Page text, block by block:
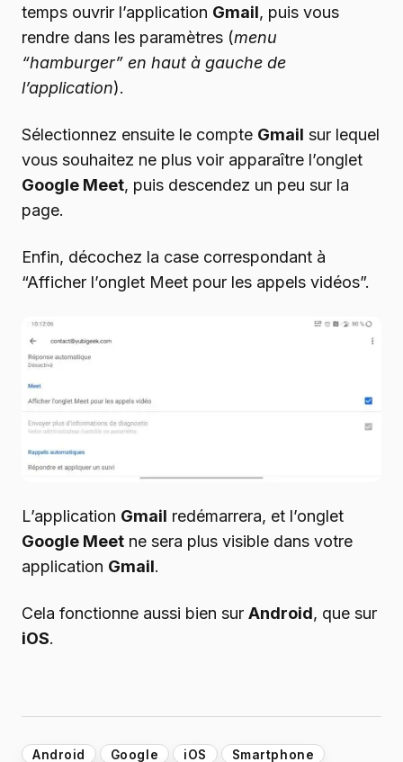
temps ouvrir l’application Gmail, puis vous
rendre dans les paramètres (menu
“hamburger” en haut à gauche de
l’application).
Sélectionnez ensuite le compte Gmail sur lequel
vous souhaitez ne plus voir apparaître l’onglet
Google Meet, puis descendez un peu sur la
page.
Enfin, décochez la case correspondant à
“Afficher l’onglet Meet pour les appels vidéos”.
L’application Gmail redémarrera, et l’onglet
Google Meet ne sera plus visible dans votre
application Gmail.
Cela fonctionne aussi bien sur Android, que sur
iOS.
Android Google iOS Smartphone